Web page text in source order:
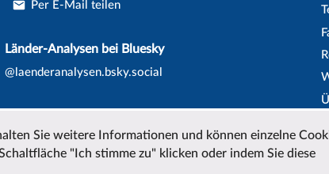
Per E-Mail teilen
Länder-Analysen bei Bluesky
@laenderanalysen.bsky.social
Sie weitere Informationen und können einzelne
"Ich stimme zu" klicken oder indem Sie diese